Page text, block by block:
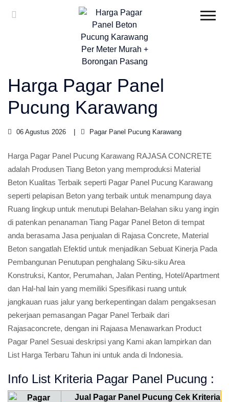
Harga Pagar Panel
Pucung Karawang
06 Agustus 2026 Pagar Panel Pucung Karawang
Harga Pagar Panel Pucung Karawang RAJASA CONCRETE
adalah Produsen Tiang Beton yang memproduksi Material
Beton Kualitas Terbaik seperti Pagar Panel Pucung Karawang
seperti pelapisan Beton yang terbaik untuk menampung daya
Ruang lingkup untuk menutupi Belahan-Belahan siku yang ingin
di patenkan penanaman Tiang Pagar Panel Beton di tempat
anda berasama Jasa penjualan di Rajasa Concrete, Material
Beton sangatlah Efektid untuk menjadikan Sebuat Kinerja Pada
Pembangunan Penutupan penghalang Siku-siku Area
Konstruksi, Kantor, Perumahan, Jalan Penting, Hotel/Apartment
dan Hal-hal lain yang memiliki Spesifikasi ruang untuk
jangkauan ruas jalur yang berkepentingan dalam pengaksesan
pekerjaan pemasangan Pagar Panel Terbaik dari
Rajasaconcrete, dengan ini Rajaasa Menawarkan Product
Pagar Panel Sesuai deskripsi yang Kami akan lampirkan dan
List Harga Terbaru Tahun ini untuk anda di Indonesia.
Info List Kriteria Pagar Panel Pucung :
Jual Pagar Panel Pucung Cek Kriteria